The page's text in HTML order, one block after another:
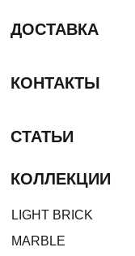
ДОСТАВКА
КОНТАКТЫ
СТАТЬИ
КОЛЛЕКЦИИ
LIGHT BRICK
MARBLE